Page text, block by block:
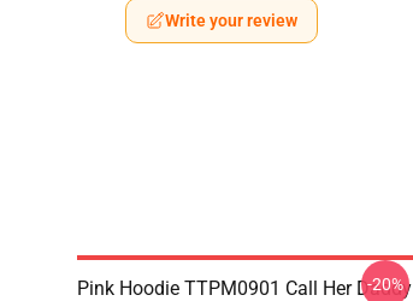
Write your review
Pink Hoodie TTPM0901 Call Her Daddy
-20%